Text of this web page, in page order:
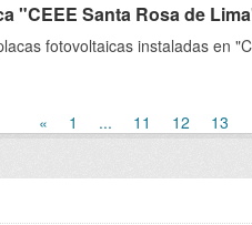
"CEEE Santa Rosa de
fotovoltaicas instaladas en
« 1 ... 11 12 13